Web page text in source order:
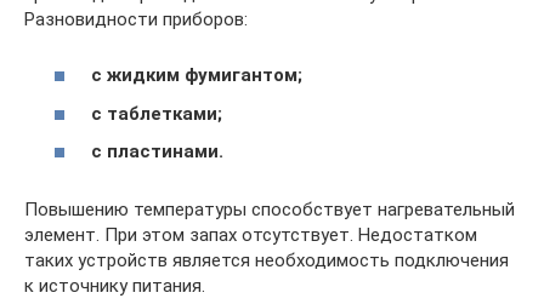
Разновидности приборов:
с жидким фумигантом;
с таблетками;
с пластинами.
Повышению температуры способствует нагревательный
элемент. При этом запах отсутствует. Недостатком
таких устройств является необходимость подключения
к источнику питания.